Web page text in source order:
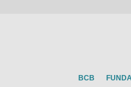
BCB